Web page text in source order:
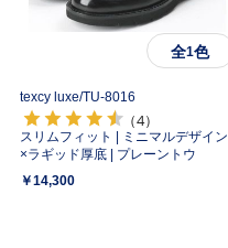
全1色
texcy luxe/TU-8016
（4）
スリムフィット | ミニマルデザイン
×ラギッド厚底 | プレーントウ
￥14,300